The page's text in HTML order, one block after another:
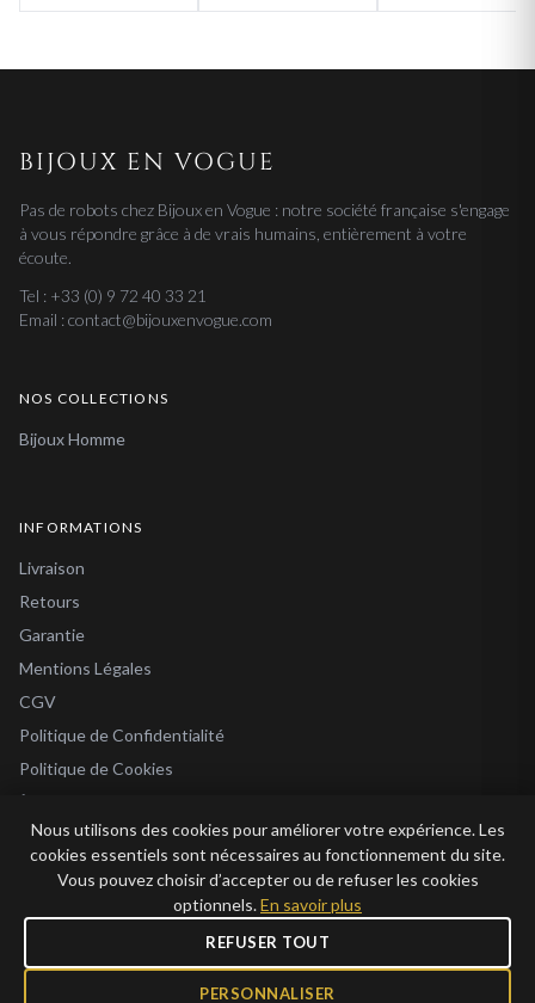
BIJOUX EN VOGUE
Pas de robots chez Bijoux en Vogue : notre société française s'engage
à vous répondre grâce à de vrais humains, entièrement à votre
écoute.
Tel : +33 (0) 9 72 40 33 21
Email : contact@bijouxenvogue.com
NOS COLLECTIONS
Bijoux Homme
INFORMATIONS
Livraison
Retours
Garantie
Mentions Légales
CGV
Politique de Confidentialité
Politique de Cookies
À Propos
Blog
Bijoux en Vogue SAS · SIRET 915 286 975 00015 · RCS Antibes · TVA FR69 915
Nous utilisons des cookies pour améliorer votre expérience. Les
cookies essentiels sont nécessaires au fonctionnement du site.
Vous pouvez choisir d’accepter ou de refuser les cookies
optionnels.En savoir plus
REFUSER TOUT
PERSONNALISER